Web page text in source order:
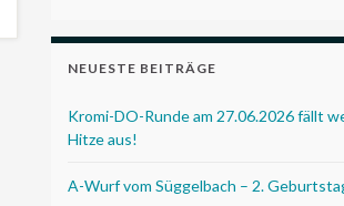
NEUESTE BEITRÄGE
Kromi-DO-Runde am 27.06.2026 fällt
Hitze aus!
A-Wurf vom Süggelbach – 2.